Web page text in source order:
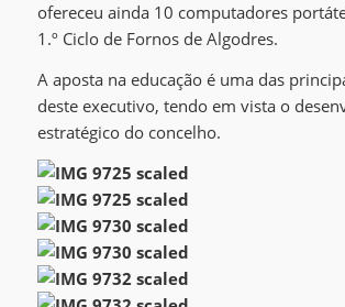
ofereceu ainda 10 computadores
1.º Ciclo de Fornos de Algodres.
A aposta na educação é uma das
deste executivo, tendo em vista o
estratégico do concelho.